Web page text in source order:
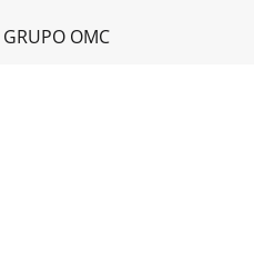
OMC